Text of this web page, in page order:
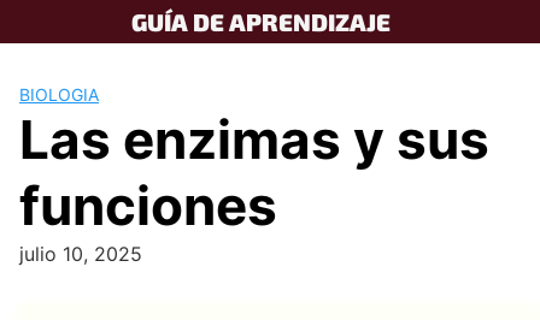
to
GUÍA DE APRENDIZAJE
BIOLOGIA
Las enzimas y sus
funciones
julio 10, 2025